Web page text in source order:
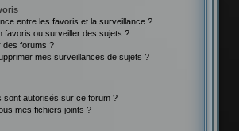
entre les favoris et la surveillance ?
favoris ou surveiller des sujets ?
des forums ?
mes surveillances de sujets ?
sont autorisés sur ce forum ?
mes fichiers joints ?